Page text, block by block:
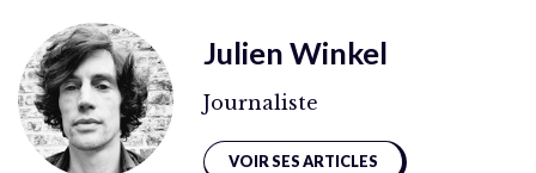
Julien Winkel
Journaliste
VOIR SES ARTICLES